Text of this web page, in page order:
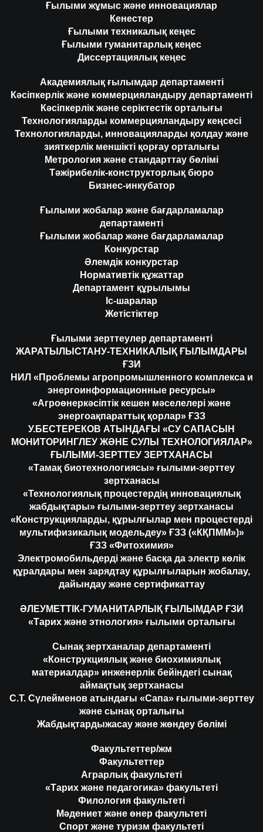
Ғылыми жұмыс және инновациялар
Кенестер
Ғылыми техникалық кеңес
Ғылыми гуманитарлық кеңес
Диссертациялық кеңес
Академиялық ғылымдар департаменті
Кәсіпкерлік және коммерцияландыру департаменті
Кәсіпкерлік және серіктестік орталығы
Технологияларды коммерцияландыру кеңсесі
Технологияларды, инновацияларды қолдау және
зияткерлік меншікті қорғау орталығы
Метрология және стандарттау бөлімі
Тәжірибелік-конструкторлық бюро
Бизнес-инкубатор
Ғылыми жобалар және бағдарламалар
департаменті
Ғылыми жобалар және бағдарламалар
Конкурстар
Әлемдік конкурстар
Нормативтік құжаттар
Департамент құрылымы
Іс-шаралар
Жетістіктер
Ғылыми зерттеулер департаменті
ЖАРАТЫЛЫСТАНУ-ТЕХНИКАЛЫҚ ҒЫЛЫМДАРЫ
ҒЗИ
НИЛ «Проблемы агропромышленного комплекса и
энергоинформационные ресурсы»
«Агроөнеркәсіптік кешен мәселелері және
энергоақпараттық қорлар» ҒЗЗ
У.БЕСТЕРЕКОВ АТЫНДАҒЫ «СУ САПАСЫН
МОНИТОРИНГЛЕУ ЖӘНЕ СУЛЫ ТЕХНОЛОГИЯЛАР»
ҒЫЛЫМИ-ЗЕРТТЕУ ЗЕРТХАНАСЫ
«Тамақ биотехнологиясы» ғылыми-зерттеу
зертханасы
«Технологиялық процестердің инновациялық
жабдықтары» ғылыми-зерттеу зертханасы
«Конструкцияларды, құрылғылар мен процестерді
мультифизикалық модельдеу» ҒЗЗ («КҚПММ»)»
ҒЗЗ «Фитохимия»
Электромобильдерді және басқа да электр көлік
құралдары мен зарядтау құрылғыларын жобалау,
дайындау және сертификаттау
ӘЛЕУМЕТТІК-ГУМАНИТАРЛЫҚ ҒЫЛЫМДАР ҒЗИ
«Тарих және этнология» ғылыми орталығы
Сынақ зертханалар департаменті
«Конструкциялық және биохимиялық
материалдар» инженерлік бейіндегі сынақ
аймақтық зертханасы
С.Т. Сүлейменов атындағы «Сапа» ғылыми-зерттеу
және сынақ орталығы
Жабдықтардыжасау және жөндеу бөлімі
Факультеттер/жм
Факультеттер
Аграрлық факультеті
«Тарих және педагогика» факультеті
Филология факультеті
Мәдениет және өнер факультеті
Спорт және туризм факультеті